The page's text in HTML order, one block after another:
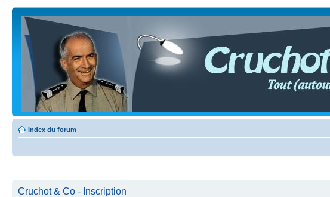
Index du forum
Cruchot & Co - Inscription